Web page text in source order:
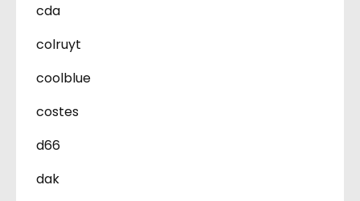
cda
colruyt
coolblue
costes
d66
dak